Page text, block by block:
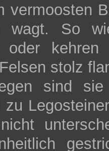
vermoosten
wagt. So
oder
stolz
sind
zu